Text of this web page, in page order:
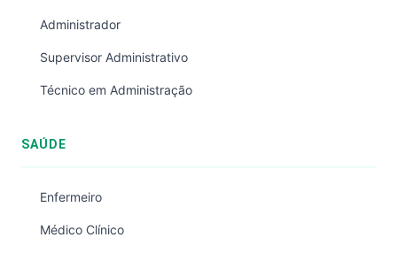
Administrador
Supervisor Administrativo
Técnico em Administração
SAÚDE
Enfermeiro
Médico Clínico